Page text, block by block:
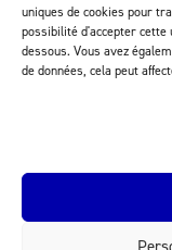
uniques de cookies pour
possibilité d'accepter cette
dessous. Vous avez
de données, cela peut